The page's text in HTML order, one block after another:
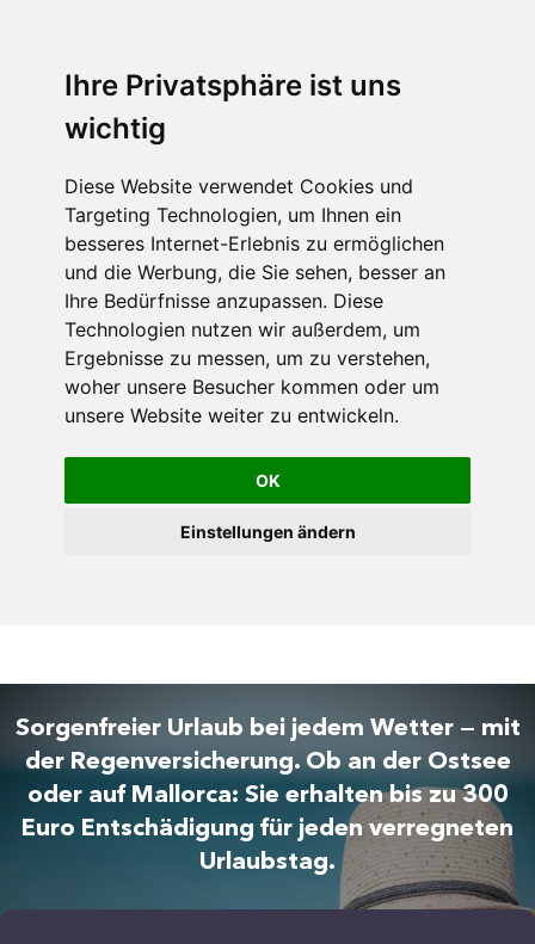
Ihre Privatsphäre ist uns
wichtig
Diese Website verwendet Cookies und
Targeting Technologien, um Ihnen ein
besseres Internet-Erlebnis zu ermöglichen
und die Werbung, die Sie sehen, besser an
Ihre Bedürfnisse anzupassen. Diese
Technologien nutzen wir außerdem, um
Ergebnisse zu messen, um zu verstehen,
woher unsere Besucher kommen oder um
unsere Website weiter zu entwickeln.
OK
Einstellungen ändern
Sorgenfreier Urlaub bei jedem Wetter — mit
der Regenversicherung. Ob an der Ostsee
oder auf Mallorca: Sie erhalten bis zu 300
Euro Entschädigung für jeden verregneten
Urlaubstag.